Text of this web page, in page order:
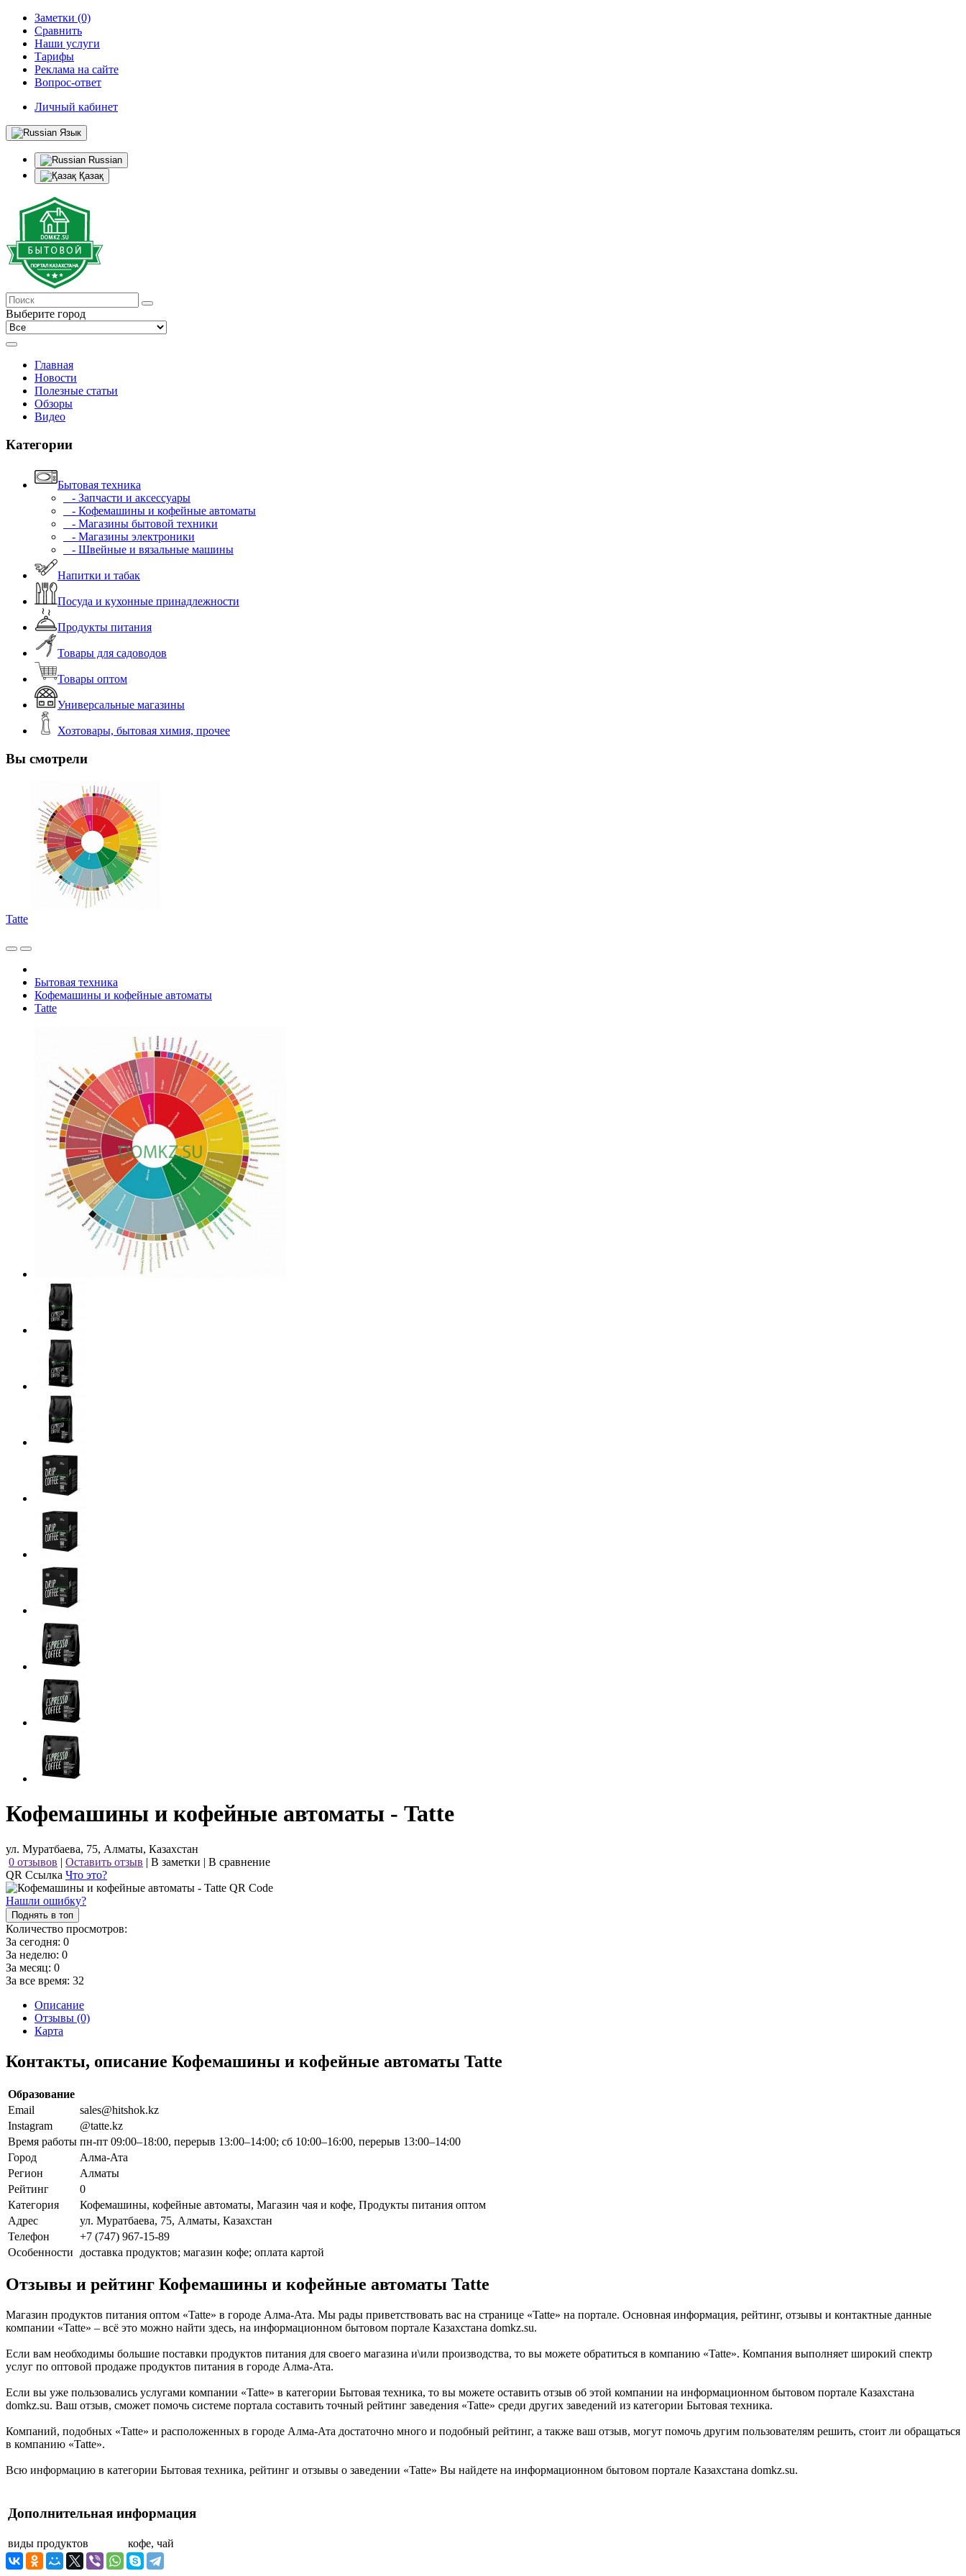
Заметки (0)
Сравнить
Наши услуги
Тарифы
Реклама на сайте
Вопрос-ответ
Личный кабинет
Язык
Russian
Қазақ
Выберите город
Главная
Новости
Полезные статьи
Обзоры
Видео
Категории
Бытовая техника
- Запчасти и аксессуары
- Кофемашины и кофейные автоматы
- Магазины бытовой техники
- Магазины электроники
- Швейные и вязальные машины
Напитки и табак
Посуда и кухонные принадлежности
Продукты питания
Товары для садоводов
Товары оптом
Универсальные магазины
Хозтовары, бытовая химия, прочее
Вы смотрели
Tatte
Бытовая техника
Кофемашины и кофейные автоматы
Tatte
Кофемашины и кофейные автоматы - Tatte
ул. Муратбаева, 75, Алматы, Казахстан
0 отзывов | Оставить отзыв | В заметки | В сравнение
QR Ссылка Что это?
Нашли ошибку?
Поднять в топ
Количество просмотров:
За сегодня: 0
За неделю: 0
За месяц: 0
За все время: 32
Описание
Отзывы (0)
Карта
Контакты, описание Кофемашины и кофейные автоматы Tatte
Образование
Email
sales@hitshok.kz
Instagram
@tatte.kz
Время работы пн-пт 09:00–18:00, перерыв 13:00–14:00; сб 10:00–16:00, перерыв 13:00–14:00
Город
Алма-Ата
Регион
Алматы
Рейтинг
0
Категория
Кофемашины, кофейные автоматы, Магазин чая и кофе, Продукты питания оптом
Адрес
ул. Муратбаева, 75, Алматы, Казахстан
Телефон
+7 (747) 967-15-89
Особенности
доставка продуктов; магазин кофе; оплата картой
Отзывы и рейтинг Кофемашины и кофейные автоматы Tatte
Магазин продуктов питания оптом «Tatte» в городе Алма-Ата. Мы рады приветствовать вас на странице «Tatte» на портале. Основная информация, рейтинг, отзывы и контактные данные
компании «Tatte» – всё это можно найти здесь, на информационном бытовом портале Казахстана domkz.su.
Если вам необходимы большие поставки продуктов питания для своего магазина и\или производства, то вы можете обратиться в компанию «Tatte». Компания выполняет широкий спектр
услуг по оптовой продаже продуктов питания в городе Алма-Ата.
Если вы уже пользовались услугами компании «Tatte» в категории Бытовая техника, то вы можете оставить отзыв об этой компании на информационном бытовом портале Казахстана
domkz.su. Ваш отзыв, сможет помочь системе портала составить точный рейтинг заведения «Tatte» среди других заведений из категории Бытовая техника.
Компаний, подобных «Tatte» и расположенных в городе Алма-Ата достаточно много и подобный рейтинг, а также ваш отзыв, могут помочь другим пользователям решить, стоит ли обращаться
в компанию «Tatte».
Всю информацию в категории Бытовая техника, рейтинг и отзывы о заведении «Tatte» Вы найдете на информационном бытовом портале Казахстана domkz.su.
Дополнительная информация
виды продуктов кофе, чай